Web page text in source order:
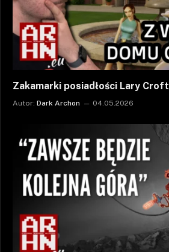
Zakamarki posiadłości Lary Croft
Autor: Dark Archon 04.05.2026